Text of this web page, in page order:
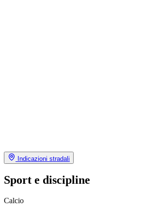
Indicazioni stradali
Sport e discipline
Calcio